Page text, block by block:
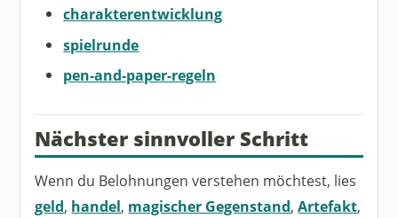
charakterentwicklung
spielrunde
pen-and-paper-regeln
Nächster sinnvoller Schritt
Wenn du Belohnungen verstehen möchtest, lies
geld, handel, magischer Gegenstand,Artefakt,